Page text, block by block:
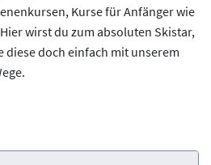
Kurse für Anfänger wie
wirst du zum absoluten Skistar,
doch einfach mit unserem